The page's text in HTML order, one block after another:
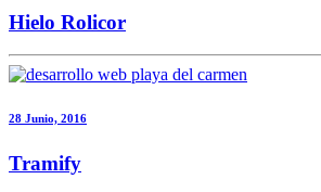
Hielo Rolicor
28 Junio, 2016
Tramify